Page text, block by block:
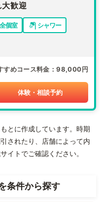
歓迎
個室
シャワー
すめコース料金 98,000円
体験・相談予約
とに作成しています。時期
されたり、店舗によって内
イトでご確認ください。
条件から探す